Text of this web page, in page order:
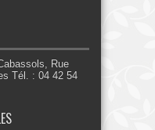
Rue
Tél. : 04 42 54